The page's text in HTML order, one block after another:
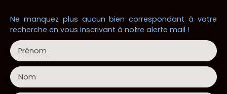
Ne manquez plus aucun bien correspondant à votre
recherche en vous inscrivant à notre alerte mail !
Prénom
Nom